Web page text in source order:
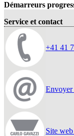
Démarreurs
Service et contact
+41 41
Envoyer
Site